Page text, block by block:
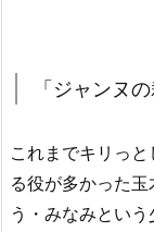
「ジャンヌ
これまでキリっ
る役が多かった
う・みなみとい